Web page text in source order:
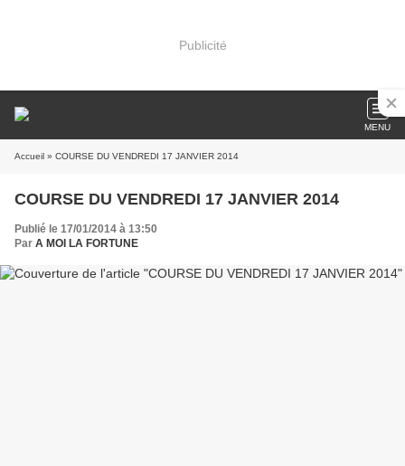
Publicité
MENU
Accueil » COURSE DU VENDREDI 17 JANVIER 2014
COURSE DU VENDREDI 17 JANVIER 2014
Publié le 17/01/2014 à 13:50
Par A MOI LA FORTUNE